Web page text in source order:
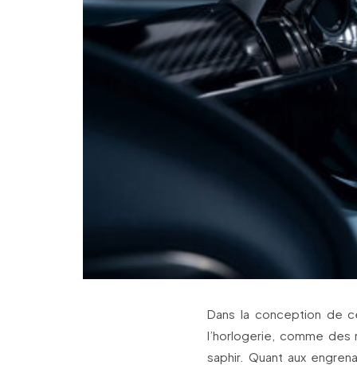
Dans la conception de
l’horlogerie, comme
saphir. Quant aux